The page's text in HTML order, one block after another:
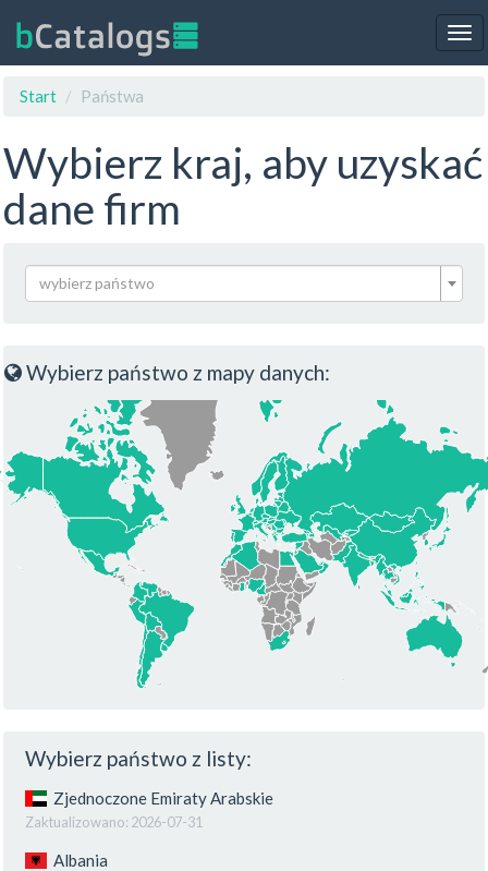
Start
Państwa
Wybierz kraj, aby uzyskać
dane firm
wybierz państwo
Wybierz państwo z mapy danych:
Wybierz państwo z listy:
Zjednoczone Emiraty Arabskie
Zaktualizowano: 2026-07-31
Albania